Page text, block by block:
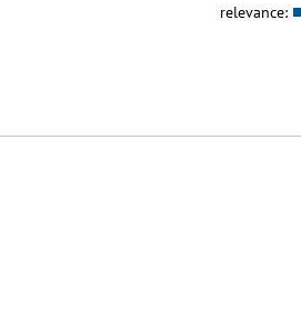
relevance: